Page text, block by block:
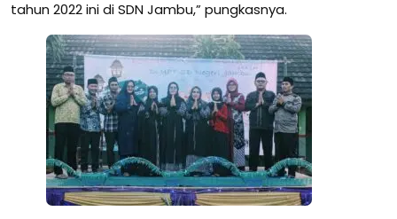
tahun 2022 ini di SDN Jambu,” pungkasnya.